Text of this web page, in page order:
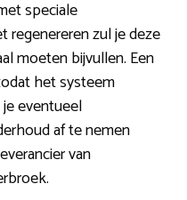
speciale
zul je deze
moeten bijvullen. Een
het systeem
eventueel
af te nemen
van